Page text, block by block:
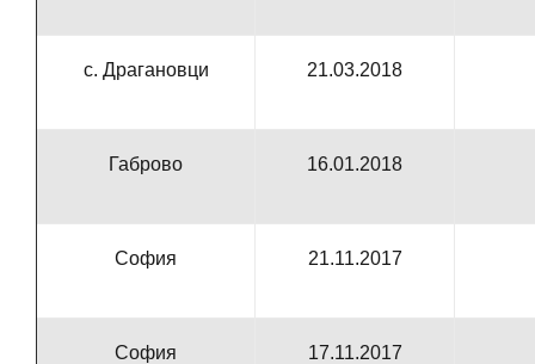
с. Драгановци 21.03.2018
Габрово 16.01.2018
София 21.11.2017
София 17.11.2017